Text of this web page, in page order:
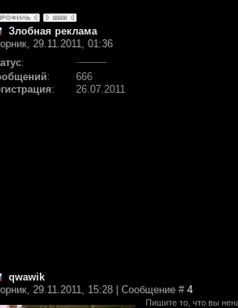
Злобная реклама
29.11.2011, 01:36
:
:
666
: 26.07.2011
qwawik
29.11.2011, 15:28 | Сообщение # 4
Пишите то, что вы